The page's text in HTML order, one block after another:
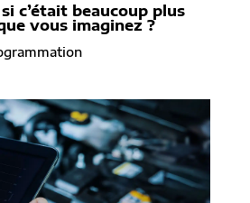
c’était beaucoup plus
vous imaginez ?